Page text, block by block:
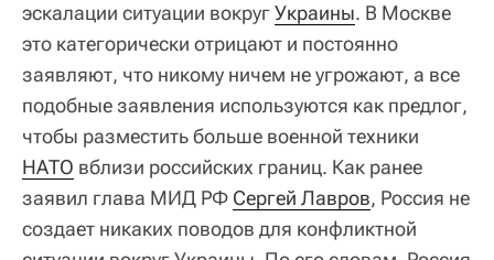
эскалации ситуации вокругУкраины. В Москве
это категорически отрицают и постоянно
заявляют, что никому ничем не угрожают, а все
подобные заявления используются как предлог,
чтобы разместить больше военной техники
НАТО вблизи российских границ. Как ранее
заявил глава МИД РФ Сергей Лавров, Россия не
создает никаких поводов для конфликтной